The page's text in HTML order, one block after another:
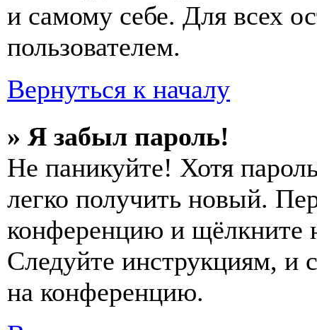
и самому себе. Для всех
пользователем.
Вернуться к началу
» Я забыл пароль!
Не паникуйте! Хотя
легко получить новый.
конференцию и щёлкните
Следуйте инструкциям, и
на конференцию.